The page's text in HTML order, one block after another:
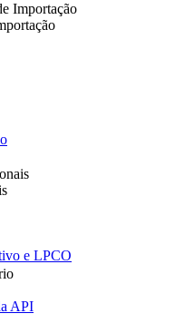
Importação
e LPCO
API